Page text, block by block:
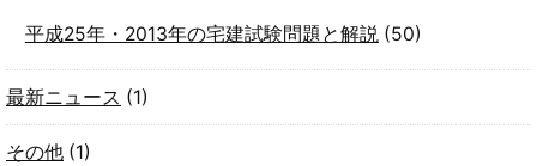
平成25年・2013年の宅建試験問題と解説(50)
最新ニュース (1)
その他 (1)